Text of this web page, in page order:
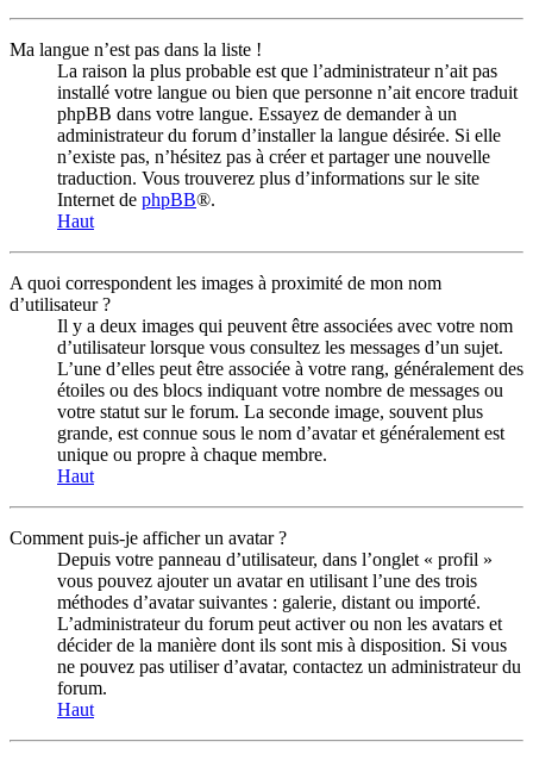
Ma langue n’est pas dans la liste !
La raison la plus probable est que l’administrateur n’ait pas
installé votre langue ou bien que personne n’ait encore traduit
phpBB dans votre langue. Essayez de demander à un
administrateur du forum d’installer la langue désirée. Si elle
n’existe pas, n’hésitez pas à créer et partager une nouvelle
traduction. Vous trouverez plus d’informations sur le site
Internet de phpBB®.
Haut
A quoi correspondent les images à proximité de mon nom
d’utilisateur ?
Il y a deux images qui peuvent être associées avec votre nom
d’utilisateur lorsque vous consultez les messages d’un sujet.
L’une d’elles peut être associée à votre rang, généralement des
étoiles ou des blocs indiquant votre nombre de messages ou
votre statut sur le forum. La seconde image, souvent plus
grande, est connue sous le nom d’avatar et généralement est
unique ou propre à chaque membre.
Haut
Comment puis-je afficher un avatar ?
Depuis votre panneau d’utilisateur, dans l’onglet « profil »
vous pouvez ajouter un avatar en utilisant l’une des trois
méthodes d’avatar suivantes : galerie, distant ou importé.
L’administrateur du forum peut activer ou non les avatars et
décider de la manière dont ils sont mis à disposition. Si vous
ne pouvez pas utiliser d’avatar, contactez un administrateur du
forum.
Haut